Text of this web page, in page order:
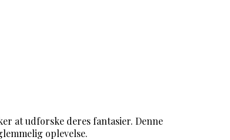
at udforske deres fantasier. Denne
oplevelse.